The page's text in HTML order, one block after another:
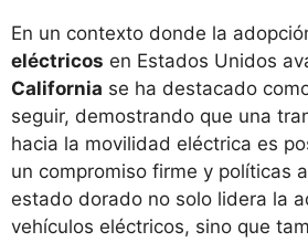
En un contexto donde la
eléctricos en Estados Unidos
California se ha destacado
seguir, demostrando que una
hacia la movilidad eléctrica es
un compromiso firme y políticas
estado dorado no solo lidera la
vehículos eléctricos, sino que